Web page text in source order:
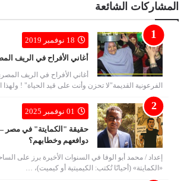
المشاركات الشائعة
18 نوفمبر 2019
أغاني الأفراح في الريف
أغاني الأفراح في الريف
الفرعونية القديمة"لا تحزن وأنت على قيد الحياة" ! ولهذا
01 نوفمبر 2025
حقيقة "الكمايتة" في
دوافعهم وخطابهم؟
إعداد / محمد أبو الوفا في السنوات الأخيرة برز على
«الكمايتة» (أحيانًا تُكتب: الكيميتية أو كيميت)، …